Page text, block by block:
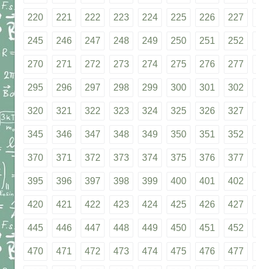
220 221 222 223 224 225 226 227
245 246 247 248 249 250 251 252
270 271 272 273 274 275 276 277
295 296 297 298 299 300 301 302
320 321 322 323 324 325 326 327
345 346 347 348 349 350 351 352
370 371 372 373 374 375 376 377
395 396 397 398 399 400 401 402
420 421 422 423 424 425 426 427
445 446 447 448 449 450 451 452
470 471 472 473 474 475 476 477